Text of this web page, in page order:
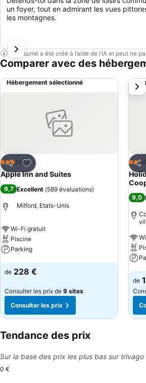
un foyer, tout en admirant les vues
les montagnes.
Ce résumé a été créé à l’aide de l’IA et peut ne
Comparer avec des
Hébergement sélectionné
Partager
Ajouter à mes favoris
3 ÉtoilesHôtel
Apple Inn and Suites
9,7 Excellent (589 évaluations)
Milford, Etats-Unis
Wi-Fi gratuit
Piscine
Parking
Consulter les prix
de 228 €
Consulter les prix de 9 sites
Consulter les prix
2
9,0
de
Tendance des prix
Sur la base des prix les plus bas sur
0 €